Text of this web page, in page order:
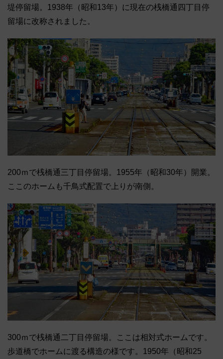
堤停留場。1938年（昭和13年）に現在の桟橋通四丁目停
留場に改称されました。
200ｍで桟橋通三丁目停留場。1955年（昭和30年）開業。
ここのホームも千鳥式配置で上りが南側。
300ｍで桟橋通二丁目停留場。ここは相対式ホームです。
歩道橋でホームに渡る構造の様です。1950年（昭和25